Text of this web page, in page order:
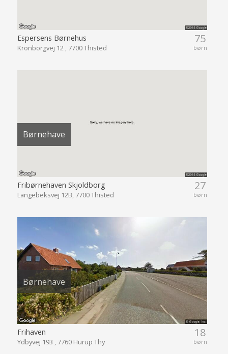
75
børn
Espersens Børnehus
Kronborgvej 12 , 7700 Thisted
Børnehave
27
børn
Fribørnehaven Skjoldborg
Langebeksvej 12B, 7700 Thisted
Børnehave
18
børn
Frihaven
Ydbyvej 193 , 7760 Hurup Thy